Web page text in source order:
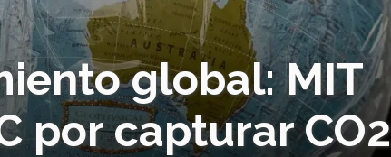
global: MIT
por capturar CO2